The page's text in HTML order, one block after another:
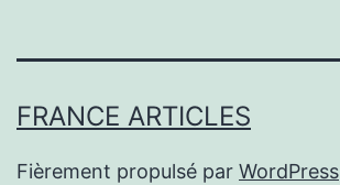
FRANCE ARTICLES
Fièrement propulsé par WordPress